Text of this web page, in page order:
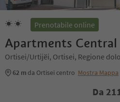
Prenotabile online
Apartments Central
Ortisei/Urtijëi, Ortisei, Regione
62 m da Ortisei centro Mostra Mappa
Da